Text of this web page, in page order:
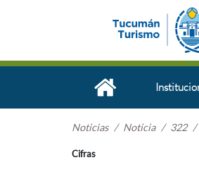
Noticias Noticia 322
Cifras